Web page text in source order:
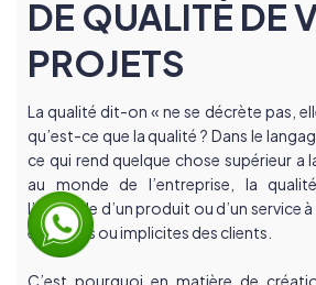
DE QUALITÉ DE
PROJETS
La qualité dit-on « ne se décrète pas,
qu’est-ce que la qualité ? Dans le
ce qui rend quelque chose supérieur a
au monde de l’entreprise, la
l’aptitude d’un produit ou d’un service
explicites ou implicites des clients.
C’est pourquoi en matière de